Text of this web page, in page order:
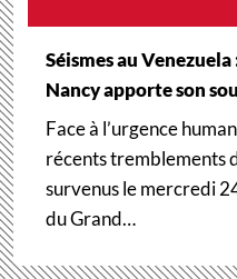
Séismes au
Nancy apporte son
Face à l’urgence
récents tremblements
survenus le mercredi
du Grand…